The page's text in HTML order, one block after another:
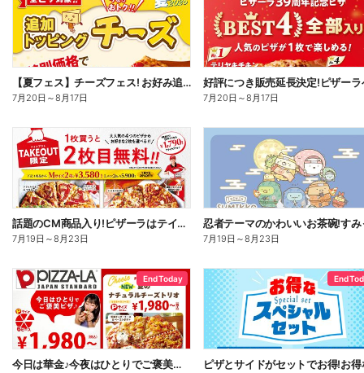
【夏フェス】チーズフェス! お好み追加トッピング「チーズ」が半額以下で注文できる!
7月20日 ～8月17日 7月20日 ～8月17日
話題のCM商品入り!ピザーラはテイクアウトがお得!2枚目無料
7月19日 ～8月23日 7月19日 ～8月23日
End Today
今日は華金♪今夜はひとりでご褒美ピザ!ピザーラトリオ
End